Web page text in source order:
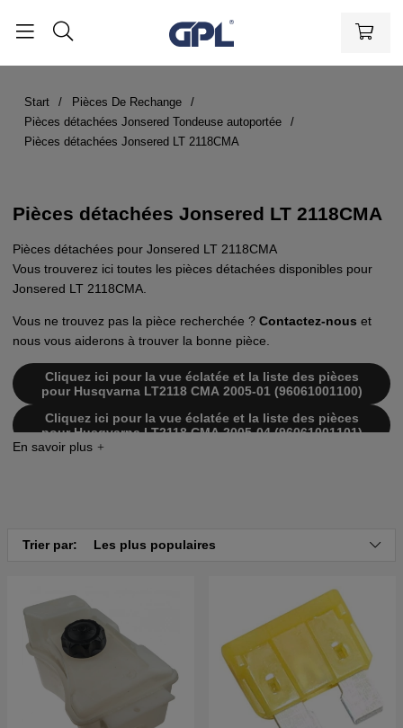
Start
Pièces De Rechange
Pièces détachées Jonsered Tondeuse autoportée
Pièces détachées Jonsered LT 2118CMA
Pièces détachées Jonsered LT 2118CMA
Pièces détachées pour Jonsered LT 2118CMA
Vous trouverez ici toutes les pièces détachées disponibles pour
Jonsered LT 2118CMA.
Vous ne trouvez pas la pièce recherchée ? Contactez-nous et
nous vous aiderons à trouver la bonne pièce.
Cliquez ici pour la vue éclatée et la liste des pièces
pour Husqvarna LT2118 CMA 2005-01 (96061001100)
Cliquez ici pour la vue éclatée et la liste des pièces
pour Husqvarna LT2118 CMA 2005-04 (96061001101)
Cliquez ici pour la vue éclatée et la liste des pièces
pour Husqvarna LT2118 CMA2 2006-01
Cliquez ici pour la vue éclatée et la liste des pièces
pour Husqvarna LT2118 CMA2 2006-04
Cliquez ici pour la vue éclatée et la liste des pièces
pour Husqvarna LT2118CMA2 2007-02 (96061019900)
Cliquez ici pour la vue éclatée et la liste des pièces
pour Husqvarna LT 2118 CMA 2004-01 (J2118CMAA)
Trier par: Les plus populaires